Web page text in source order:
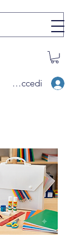
Accedi